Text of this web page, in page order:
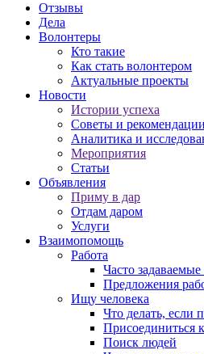
Отзывы
Дела
Волонтеры
Кто такие
Как стать волонтером
Актуальные проекты
Новости
Истории успеха
Советы и рекомендации
Аналитика и
Мероприятия
Статьи
Объявления
Приму в дар
Отдам даром
Услуги
Взаимопомощь
Работа
Часто
Предложения
Ищу человека
Что делать, если
Присоединиться
Поиск людей